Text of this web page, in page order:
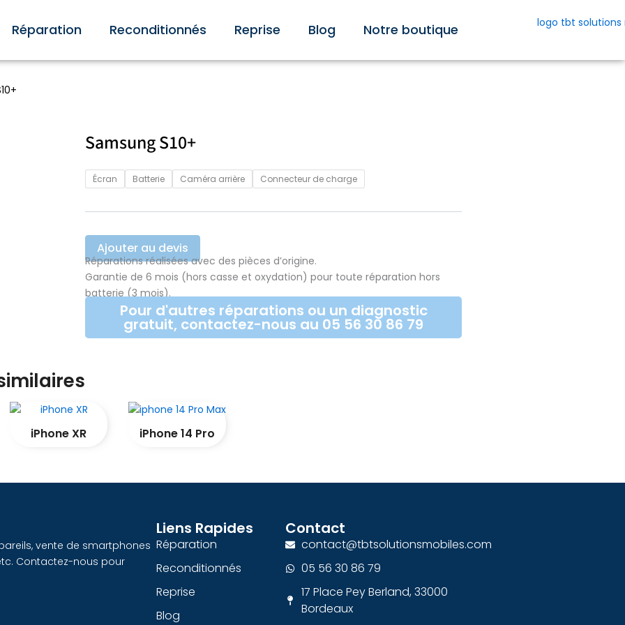
Réparation Reconditionnés Reprise Blog Notre boutique
Samsung S10+
Écran Batterie Caméra arrière Connecteur de charge
Ajouter au devis
Réparations réalisées avec des pièces d’origine.
Garantie de 6 mois (hors casse et oxydation) pour toute réparation hors
batterie (3 mois).
Pour d'autres réparations ou un diagnostic
gratuit, contactez-nous au 05 56 30 86 79
iPhone XR iPhone 14 Pro
vente de smartphones
Contactez-nous pour
Liens Rapides
Réparation
Reconditionnés
Reprise
Blog
Contact
contact@tbtsolutionsmobiles.com
05 56 30 86 79
17 Place Pey Berland, 33000
Bordeaux